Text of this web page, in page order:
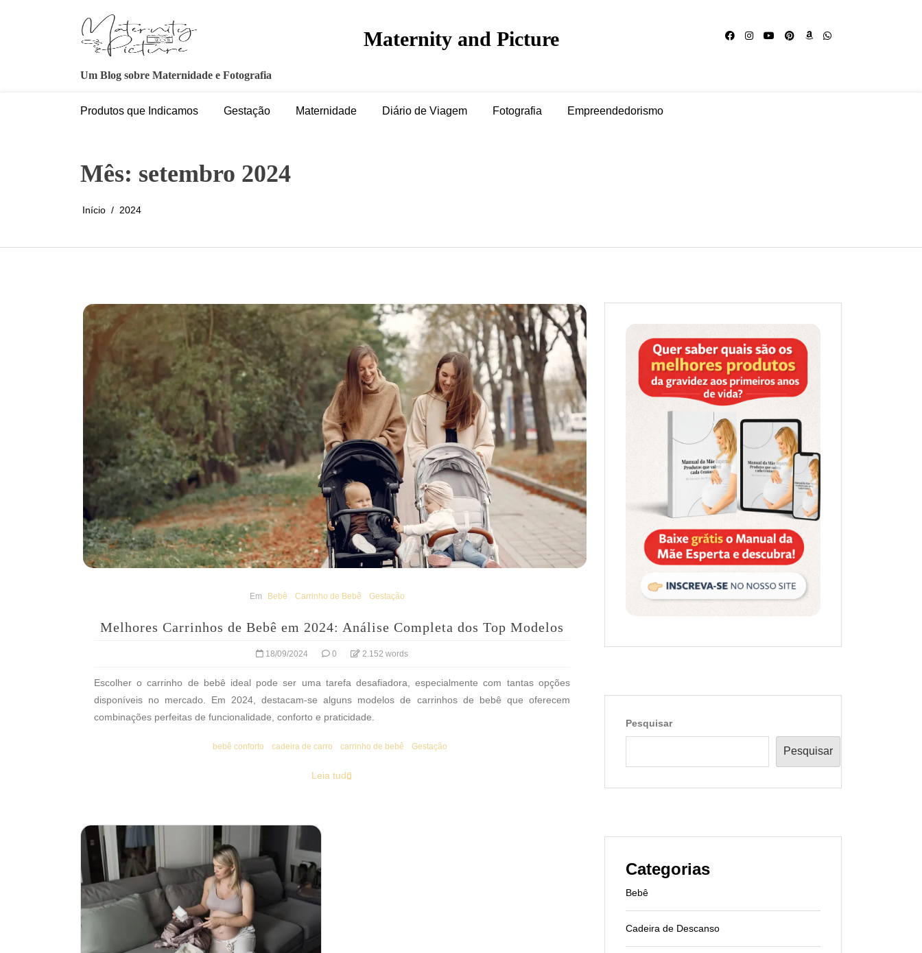
Maternity and Picture
Um Blog sobre Maternidade e Fotografia
Produtos que Indicamos Gestação Maternidade Diário de Viagem Fotografia Empreendedorismo
Mês: setembro 2024
Início 2024
Em Bebê Carrinho de Bebê Gestação
Melhores Carrinhos de Bebê em 2024: Análise Completa dos Top Modelos
18/09/2024 0 2.152 words
Escolher o carrinho de bebê ideal pode ser uma tarefa desafiadora, especialmente com tantas opções
disponíveis no mercado. Em 2024, destacam-se alguns modelos de carrinhos de bebê que oferecem
combinações perfeitas de funcionalidade, conforto e praticidade.
bebê conforto cadeira de carro carrinho de bebê Gestação
Leia tudo
Pesquisar
Pesquisar
Categorias
Bebê
Cadeira de Descanso